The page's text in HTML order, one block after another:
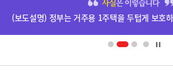
기
사
영